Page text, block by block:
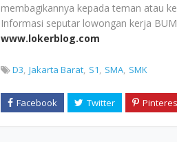
membagikannya kepada teman atau
Informasi seputar lowongan kerja
www.lokerblog.com
D3 Jakarta Barat S1 SMA SMK